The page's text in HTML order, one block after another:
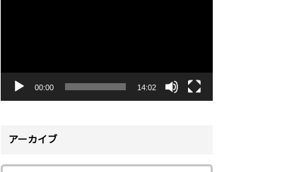
ヤ
00:00 14:02
アーカイブ